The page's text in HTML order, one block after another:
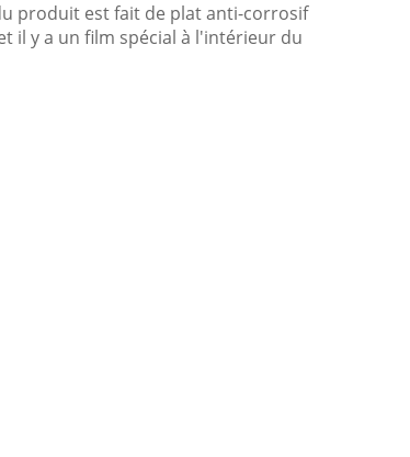
produit est fait de plat anti-corrosif
il y a un film spécial à l'intérieur du